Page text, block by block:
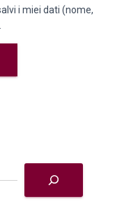
i miei dati (nome,